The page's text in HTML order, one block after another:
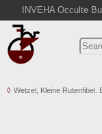
INVEHA Occulte
Home
Advanced Search
CartWetzel, Kleine Rutenfibel.